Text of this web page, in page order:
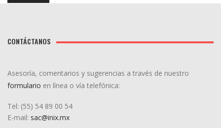
CONTÁCTANOS
Asesoría, comentarios y sugerencias a través de nuestro
formulario en línea o vía telefónica:
Tel: (55) 54 89 00 54
E-mail: sac@inix.mx